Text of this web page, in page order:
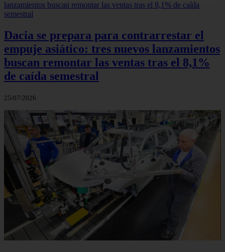
Dacia se prepara para contrarrestar el
empuje asiático: tres nuevos lanzamientos
buscan remontar las ventas tras el 8,1%
de caída semestral
25/07/2026